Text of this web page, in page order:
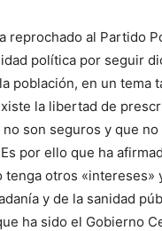
reprochado al Partido
política por seguir
población, en un tema
la libertad de
son seguros y que
por ello que ha
otros «intereses»
y de la sanidad
ha sido el Gobierno